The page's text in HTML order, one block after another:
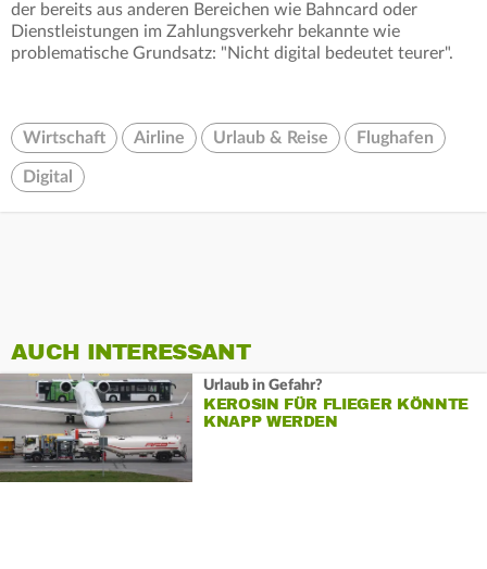
der bereits aus anderen Bereichen wie Bahncard oder
Dienstleistungen im Zahlungsverkehr bekannte wie
problematische Grundsatz: "Nicht digital bedeutet teurer".
Wirtschaft Airline Urlaub & Reise Flughafen
Digital
AUCH INTERESSANT
Urlaub in Gefahr?
KEROSIN FÜR FLIEGER KÖNNTE
KNAPP WERDEN